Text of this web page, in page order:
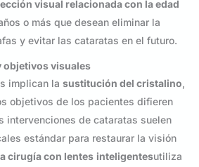
visual relacionada con la edad
o más que desean eliminar la
y evitar las cataratas en el futuro.
objetivos visuales
implican la sustitución del cristalino,
objetivos de los pacientes difieren
intervenciones de cataratas suelen
estándar para restaurar la visión
cirugía con lentes inteligentesutiliza